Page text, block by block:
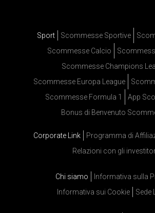
Sport Scommesse Sportive
Scommesse Calcio
Scommesse Champions
Scommesse Europa League
Scommesse Formula 1
App
Bonus di Benvenuto
Corporate Link Programma di
Relazioni con gli
Chi siamo
Informativa sulla
Informativa sui Cookie
Sede